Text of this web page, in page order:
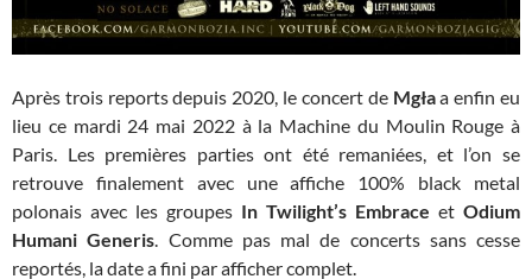
Après trois reports depuis 2020, le concert de Mgłaa enfin eu
lieu ce mardi 24 mai 2022 à la Machine du Moulin Rouge à
Paris. Les premières parties ont été remaniées, et l’on se
retrouve finalement avec une affiche 100% black metal
polonais avec les groupes In Twilight’s Embrace et Odium
Humani Generis. Comme pas mal de concerts sans cesse
reportés, la date a fini par afficher complet.